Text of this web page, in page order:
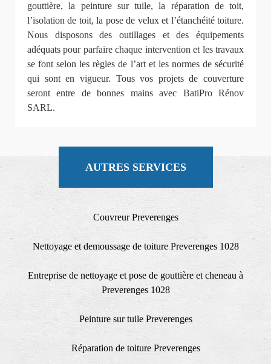
gouttière, la peinture sur tuile, la réparation de toit,
l’isolation de toit, la pose de velux et l’étanchéité toiture.
Nous disposons des outillages et des équipements
adéquats pour parfaire chaque intervention et les travaux
se font selon les règles de l’art et les normes de sécurité
qui sont en vigueur. Tous vos projets de couverture
seront entre de bonnes mains avec BatiPro Rénov
SARL.
AUTRES SERVICES
Couvreur Preverenges
Nettoyage et demoussage de toiture Preverenges 1028
Entreprise de nettoyage et pose de gouttière et cheneau à
Preverenges 1028
Peinture sur tuile Preverenges
Réparation de toiture Preverenges